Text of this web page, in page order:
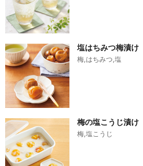
塩はちみつ梅漬け
梅,はちみつ,塩
梅の塩こうじ漬け
梅,塩こうじ